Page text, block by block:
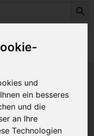
und
ein besseres
und die
an Ihre
Technologien
leider zur Zeit